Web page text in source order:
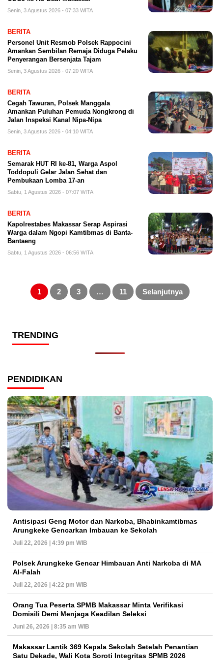
Senin, 3 Agustus 2026 - 07:33 WITA
BERITA
Personel Unit Resmob Polsek Rappocini
Amankan Sembilan Remaja Diduga Pelaku
Penyerangan Bersenjata Tajam
Senin, 3 Agustus 2026 - 07:20 WITA
BERITA
Cegah Tawuran, Polsek Manggala
Amankan Puluhan Pemuda Nongkrong di
Jalan Inspeksi Kanal Nipa-Nipa
Senin, 3 Agustus 2026 - 04:10 WITA
BERITA
Semarak HUT RI ke-81, Warga Aspol
Toddopuli Gelar Jalan Sehat dan
Pembukaan Lomba 17-an
Sabtu, 1 Agustus 2026 - 07:07 WITA
BERITA
Kapolrestabes Makassar Serap Aspirasi
Warga dalam Ngopi Kamtibmas di Banta-
Bantaeng
Sabtu, 1 Agustus 2026 - 06:56 WITA
Paginasi
pos1 2 3 … 11 Selanjutnya
TRENDING
PENDIDIKAN
Antisipasi Geng Motor dan Narkoba, Bhabinkamtibmas
Arungkeke Gencarkan Imbauan ke Sekolah
Juli 22, 2026 | 4:39 pm WIB
Polsek Arungkeke Gencar Himbauan Anti Narkoba di MA
Al-Falah
Juli 22, 2026 | 4:22 pm WIB
Orang Tua Peserta SPMB Makassar Minta Verifikasi
Domisili Demi Menjaga Keadilan Seleksi
Juni 26, 2026 | 8:35 am WIB
Makassar Lantik 369 Kepala Sekolah Setelah Penantian
Satu Dekade, Wali Kota Soroti Integritas SPMB 2026